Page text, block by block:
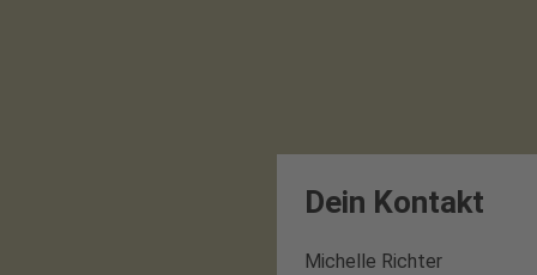
Dein Kontakt
Michelle Richter